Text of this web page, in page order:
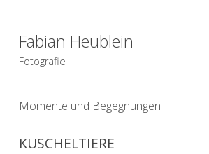
Fabian Heublein
Fotografie
Momente und Begegnungen
KUSCHELTIERE